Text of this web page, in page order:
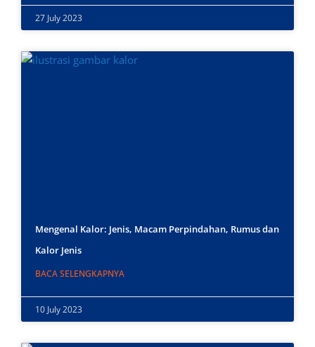
27 July 2023
Mengenal Kalor: Jenis, Macam Perpindahan, Rumus dan
Kalor Jenis
BACA SELENGKAPNYA
10 July 2023